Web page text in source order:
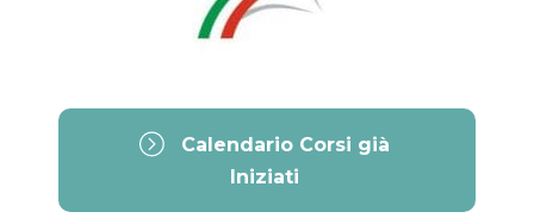
Calendario Corsi già
Iniziati